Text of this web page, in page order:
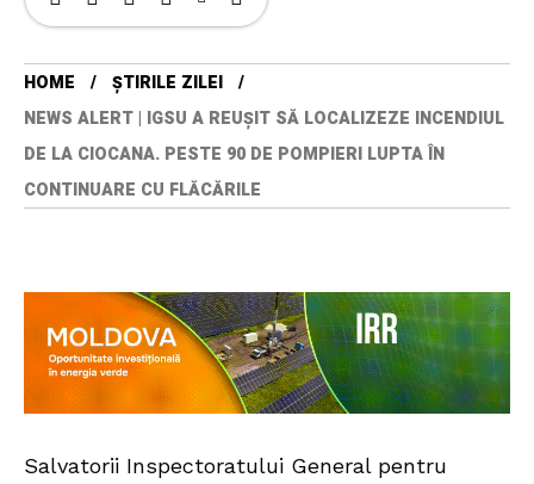
HOME
ȘTIRILE ZILEI
NEWS ALERT | IGSU A REUȘIT SĂ LOCALIZEZE INCENDIUL
DE LA CIOCANA. PESTE 90 DE POMPIERI LUPTA ÎN
CONTINUARE CU FLĂCĂRILE
Salvatorii Inspectoratului General pentru